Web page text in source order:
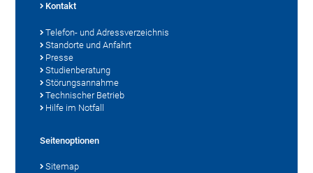
Kontakt
Telefon- und Adressverzeichnis
Standorte und Anfahrt
Presse
Studienberatung
Störungsannahme
Technischer Betrieb
Hilfe im Notfall
Seitenoptionen
Sitemap